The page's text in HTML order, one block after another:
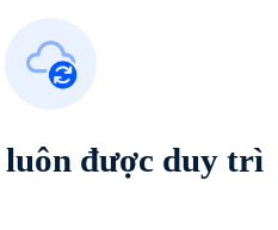
luôn được duy trì